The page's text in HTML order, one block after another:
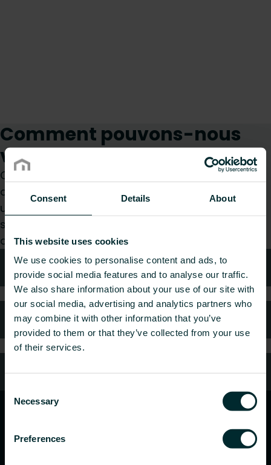
Consent Details About
This website uses cookies
We use cookies to personalise content and ads, to
provide social media features and to analyse our traffic.
We also share information about your use of our site with
our social media, advertising and analytics partners who
may combine it with other information that you’ve
provided to them or that they’ve collected from your use
of their services.
Selection
Necessary
Preferences
Comment pouvons-nous
vous aider ?
Que vous soyez prescripteur, installateur,
architecte, bureau d’études, distributeur ou
utilisateur final, choisissez une catégorie et nous
serons ravis de prendre en charge votre
demande.
Conseils techniques
FAQ
Service client